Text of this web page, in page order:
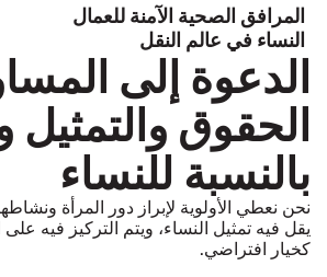
المرافق الصحية الآمنة للعمال
النساء في عالم النقل
الدعوة إلى
الحقوق
بالنسبة للنساء
نحن نعطي الأولوية لإبراز دور المرأة
يقل فيه تمثيل النساء، ويتم التركيز فيه
كخيار افتراضي.